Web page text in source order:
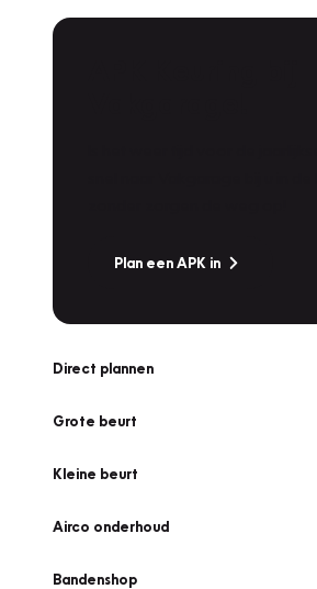
Plan een APK in
Direct plannen
Grote beurt
Kleine beurt
Airco onderhoud
Bandenshop